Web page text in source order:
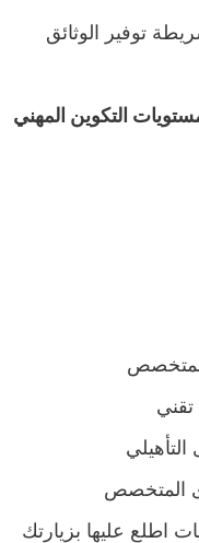
توفير الوثائق
التكوين المهني
اطلع عليها بزيارتك